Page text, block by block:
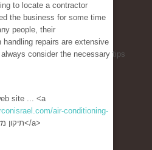
to locate a contractor
the business for some time
people, their
handling repairs are extensive
consider the necessary tips
site ... <a
air-conditioning-
תיקון מזגן</a>